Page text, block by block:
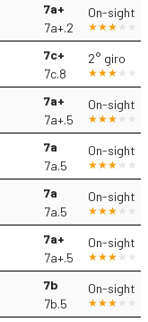
7a+
7a+.2
On-sight
7c+
7c.8
2° giro
7a+
7a+.5
On-sight
7a
7a.5
On-sight
7a
7a.5
On-sight
7a+
7a+.5
On-sight
7b
7b.5
On-sight